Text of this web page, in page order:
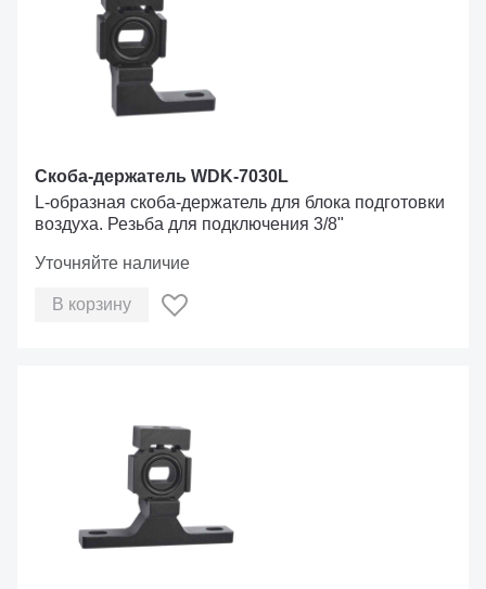
Скоба-держатель WDK-7030L
L-образная скоба-держатель для блока подготовки
воздуха. Резьба для подключения 3/8"
Уточняйте наличие
В корзину